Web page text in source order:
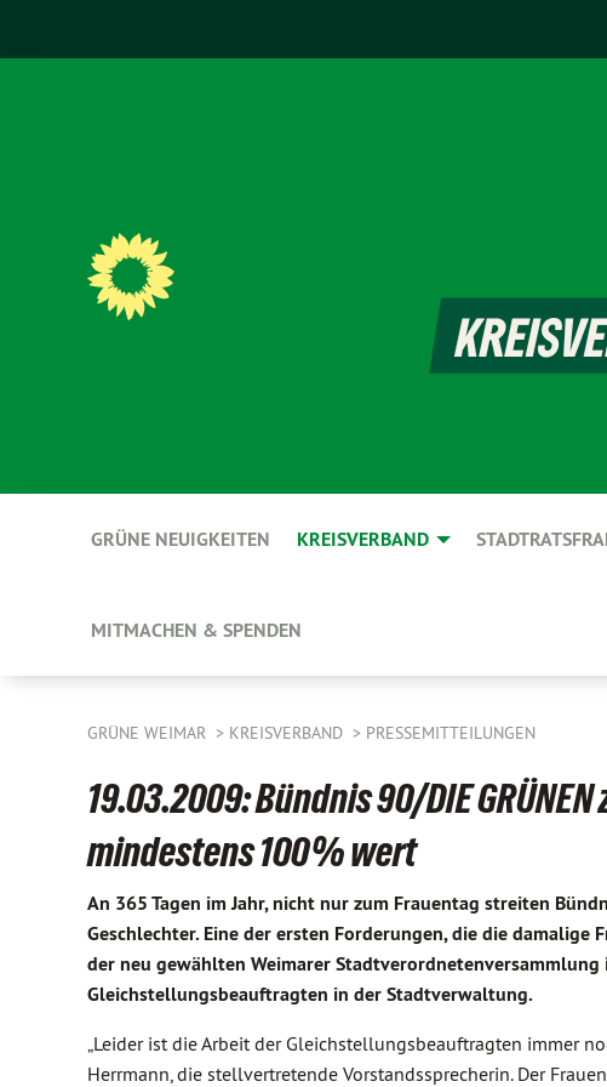
GRÜNE NEUIGKEITEN KREISVERBAND
MITMACHEN & SPENDEN
GRÜNE WEIMAR KREISVERBAND PRESSEMITTEILUNGEN
19.03.2009: Bündnis 90/DIE
mindestens 100% wert
An 365 Tagen im Jahr, nicht nur zum Frauentag streiten
Geschlechter. Eine der ersten Forderungen, die die
der neu gewählten Weimarer
Gleichstellungsbeauftragten in der Stadtverwaltung.
„Leider ist die Arbeit der Gleichstellungsbeauftragten immer
Herrmann, die stellvertretende Vorstandssprecherin. Der